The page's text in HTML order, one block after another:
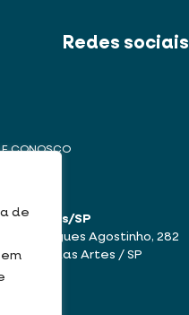
de
Redes sociais
CONOSCO
das Artes/SP
Rodrigues Agostinho, 282
– Embu das Artes / SP